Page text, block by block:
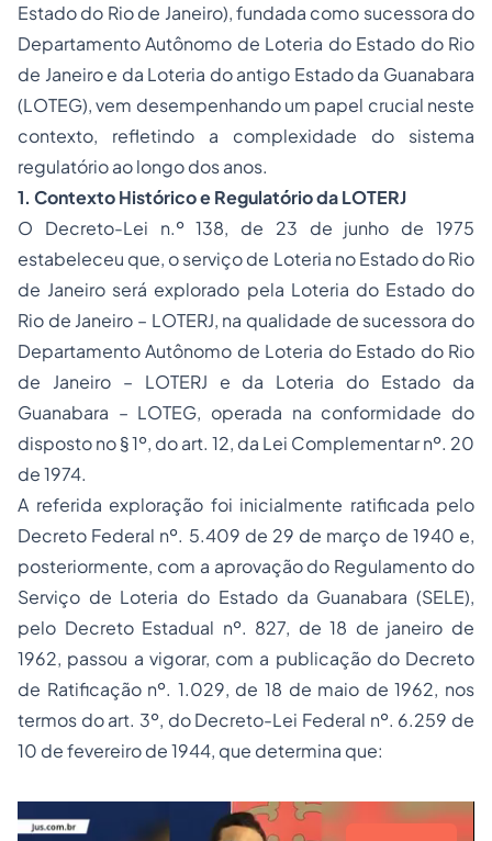
Estado do Rio de Janeiro), fundada como sucessora do
Departamento Autônomo de Loteria do Estado do Rio
de Janeiro e da Loteria do antigo Estado da Guanabara
(LOTEG), vem desempenhando um papel crucial neste
contexto, refletindo a complexidade do sistema
regulatório ao longo dos anos.
1. Contexto Histórico e Regulatório da LOTERJ
O Decreto-Lei n.º 138, de 23 de junho de 1975
estabeleceu que, o serviço de Loteria no Estado do Rio
de Janeiro será explorado pela Loteria do Estado do
Rio de Janeiro – LOTERJ, na qualidade de sucessora do
Departamento Autônomo de Loteria do Estado do Rio
de Janeiro – LOTERJ e da Loteria do Estado da
Guanabara – LOTEG, operada na conformidade do
disposto no § 1º, do art. 12, da Lei Complementar nº. 20
de 1974.
A referida exploração foi inicialmente ratificada pelo
Decreto Federal nº. 5.409 de 29 de março de 1940 e,
posteriormente, com a aprovação do Regulamento do
Serviço de Loteria do Estado da Guanabara (SELE),
pelo Decreto Estadual nº. 827, de 18 de janeiro de
1962, passou a vigorar, com a publicação do Decreto
de Ratificação nº. 1.029, de 18 de maio de 1962, nos
termos do art. 3º, do Decreto-Lei Federal nº. 6.259 de
10 de fevereiro de 1944, que determina que: